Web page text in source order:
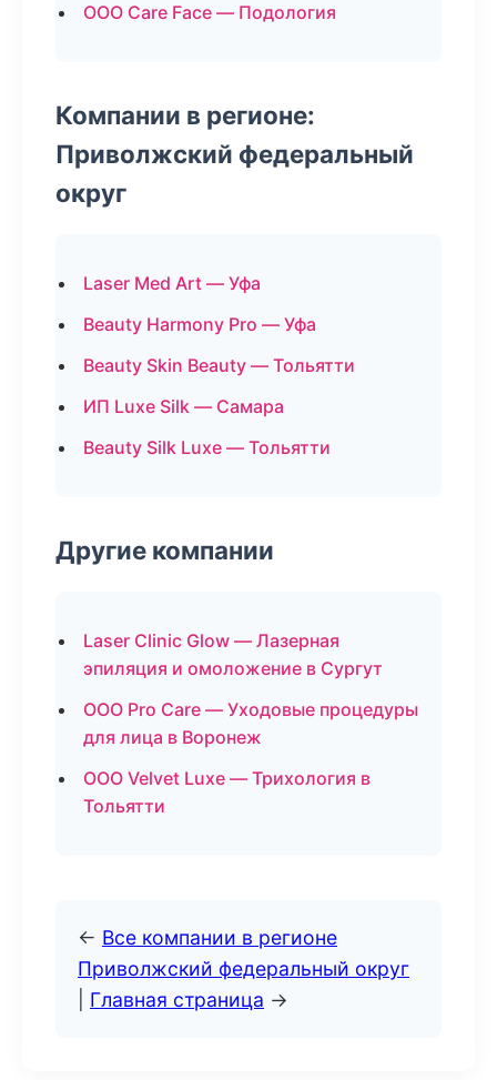
ООО Care Face — Подология
Компании в регионе:
Приволжский федеральный
округ
Laser Med Art — Уфа
Beauty Harmony Pro — Уфа
Beauty Skin Beauty — Тольятти
ИП Luxe Silk — Самара
Beauty Silk Luxe — Тольятти
Другие компании
Laser Clinic Glow — Лазерная
эпиляция и омоложение в Сургут
ООО Pro Care — Уходовые процедуры
для лица в Воронеж
ООО Velvet Luxe — Трихология в
Тольятти
← Все компании в регионе
Приволжский федеральный округ
Главная страница →